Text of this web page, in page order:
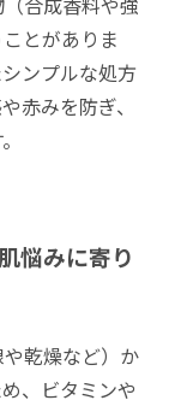
とがありま
ンプルな処方
赤みを防ぎ、
悩みに寄り
乾燥など）か
、ビタミンや